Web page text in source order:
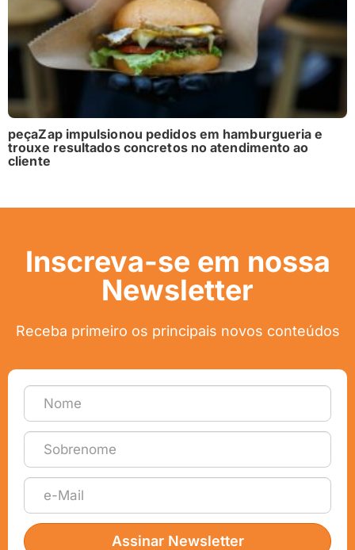
peçaZap impulsionou pedidos em hamburgueria e
trouxe resultados concretos no atendimento ao
cliente
Inscreva-se em nossa
Newsletter
Receba primeiro os principais novos conteúdos
Assinar Newsletter